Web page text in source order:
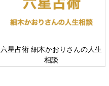
六星占術 細木かおりさんの人生
相談